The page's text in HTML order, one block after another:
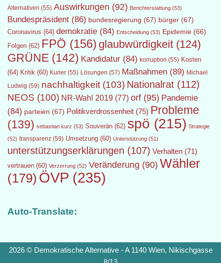
Alternativen (55) Auswirkungen (92) Berichterstattung (53)
Bundespräsident (86) bundesregierung (67) bürger (67)
Coronavirus (64) demokratie (84) Entscheidung (53) Epidemie (66)
Folgen (62) FPÖ (156) glaubwürdigkeit (124)
GRÜNE (142) Kandidatur (84) korruption (55) Kosten
(64) Kritik (60) Kurier (55) Lösungen (57) Maßnahmen (89) Michael
Ludwig (59) nachhaltigkeit (103) Nationalrat (112)
NEOS (100) NR-Wahl 2019 (77) orf (95) Pandemie
(84) parteien (67) Politikverdrossenheit (75) Probleme
(139) sebastian kurz (53) Souverän (62) spö (215) Strategie
(52) transparenz (59) Umsetzung (60) Unterstützung (51)
unterstützungserklärungen (107) Verhalten (71)
vertrauen (60) Verzerrung (52) Veränderung (90) Wähler
(179) ÖVP (235)
Auto-Translate:
2026 © Demokratische Alternative - A 1140 Wien, Nikischgasse